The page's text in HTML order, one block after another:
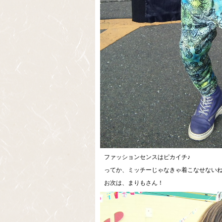
ファッションセンスはピカイチ♪
ってか、ミッチーじゃなきゃ着こなせない
お次は、まりもさん！